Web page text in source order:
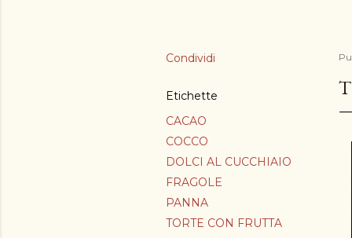
Condividi
Etichette
CACAO
COCCO
DOLCI AL CUCCHIAIO
FRAGOLE
PANNA
TORTE CON FRUTTA